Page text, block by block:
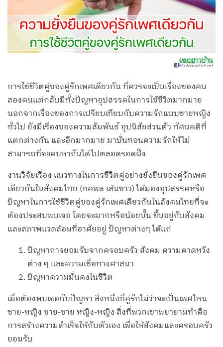
การใช้ชีวิตคู่ของคู่รักเพศเดียวกัน ที่ควรจะเป็นเรื่องของคน
สองคนแต่กลับมีทั้งปัญหาอุปสรรคในการใช้ชีวิตมากมาย
นอกจากเรื่องของการเปรียบเทียบกับความรักแบบชายหญิง
ทั่วไป ยังมีเรื่องของความสัมพันธ์ อุปนิสัยส่วนตัว ทัศนคติที่
แตกต่างกัน และอีกมากมาย มาบั่นทอนความรักให้ไม่
สามารถที่จะคบหากันได้ไปตลอดรอดฝั่ง
งานวิจัยเรื่อง แนวทางในการชีวิตคู่อย่างยั่งยืนของคู่รักเพศ
เดียวกันในสังคมไทย (ภคพล เส้นขาว) ได้มองอุปสรรคหรือ
ปัญหาในการใช้ชีวิตคู่ของคู่รักเพศเดียวกันในสังคมไทยที่จะ
ต้องประสบพบเจอ โดยจะมากหรือน้อยนั้น ขึ้นอยู่กับสังคม
และสภาพแวดล้อมที่อาศัยอยู่ ปัญหาต่างๆ ได้แก่
ปัญหาการยอมรับจากครอบครัว สังคม ความคาดหวัง
ต่าง ๆ และความเชื่อทางศาสนา
ปัญหาความมั่นคงในชีวิต
เมื่อต้องพบเจอกับปัญหา สิ่งหนึ่งที่คู่รักไม่ว่าจะเป็นเพศไหน
ชาย-หญิง ชาย-ชาย หญิง-หญิง สิ่งที่พวกเขาพยายามทำคือ
การสร้างความสำเร็จให้กับตัวเอง เพื่อให้สังคมและครอบครัว
ยอมรับ